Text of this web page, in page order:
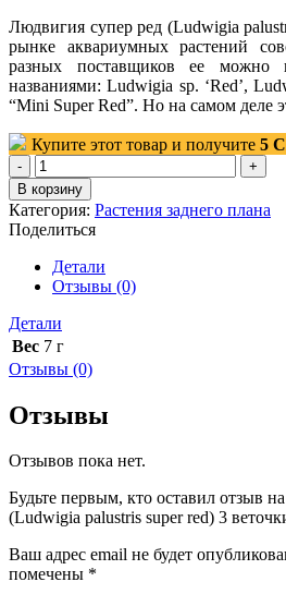
Людвигия супер ред (Ludwigia
рынке аквариумных растений
разных поставщиков ее можно
названиями: Ludwigia sp. ‘Red’,
“Mini Super Red”. Но на самом деле
Купите этот товар и получите 5
Количество
товара
Людвигия
супер
ред
(Ludwigia
palustris
super
red)
3
веточки
В корзину
Категория: Растения заднего плана
Поделиться
Детали
Отзывы (0)
Детали
Вес 7 г
Отзывы (0)
Отзывы
Отзывов пока нет.
Будьте первым, кто оставил отзыв
(Ludwigia palustris super red) 3
Ваш адрес email не будет
помечены *